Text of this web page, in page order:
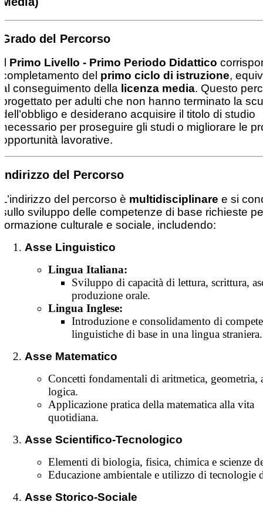
Grado del Percorso
Primo Livello - Primo Periodo Didattico
completamento del primo ciclo di istruzione,
al conseguimento della licenza media. Questo
progettato per adulti che non hanno terminato la
dell’obbligo e desiderano acquisire il titolo di studio
necessario per proseguire gli studi o migliorare le
opportunità lavorative.
Indirizzo del Percorso
L’indirizzo del percorso è multidisciplinare e si
sullo sviluppo delle competenze di base richieste
formazione culturale e sociale, includendo:
Asse Linguistico
Lingua Italiana:
Sviluppo di capacità di lettura, scrittura,
produzione orale.
Lingua Inglese:
Introduzione e consolidamento di
linguistiche di base in una lingua straniera.
Asse Matematico
Concetti fondamentali di aritmetica, geometria,
logica.
Applicazione pratica della matematica alla vita
quotidiana.
Asse Scientifico-Tecnologico
Elementi di biologia, fisica, chimica e scienze
Educazione ambientale e utilizzo di tecnologie
Asse Storico-Sociale